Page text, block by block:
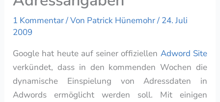
1 Kommentar/ Von Patrick Hünemohr/ 24. Juli
2009
Google hat heute auf seiner offiziellen Adword Site
verkündet, dass in den kommenden Wochen die
dynamische Einspielung von Adressdaten in
Adwords ermöglicht werden soll. Mit einigen